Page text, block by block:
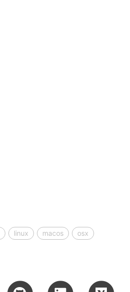
linux macos
osx